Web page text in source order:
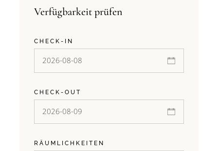
Verfügbarkeit prüfen
CHECK-IN
CHECK-OUT
RÄUMLICHKEITEN